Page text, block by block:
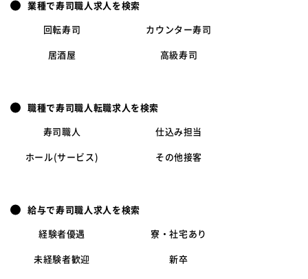
業種で寿司職人求人を検索
回転寿司 カウンター寿司
居酒屋 高級寿司
職種で寿司職人転職求人を検索
寿司職人 仕込み担当
ホール(サービス) その他接客
給与で寿司職人求人を検索
経験者優遇 寮・社宅あり
未経験者歓迎 新卒